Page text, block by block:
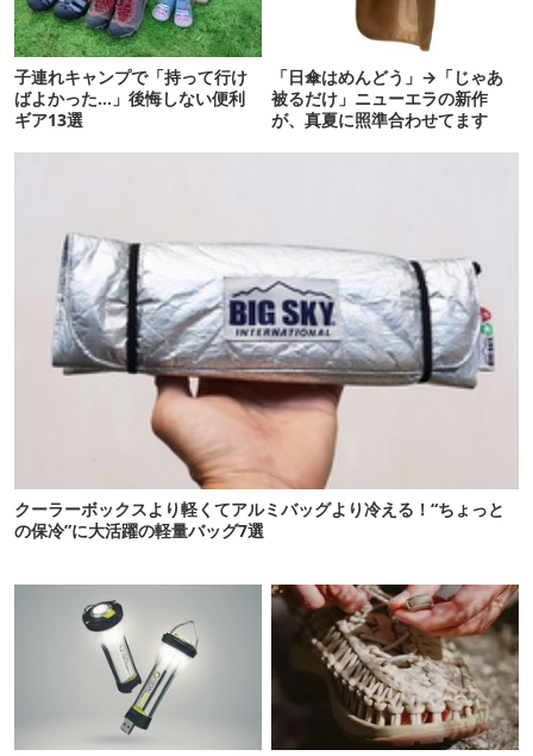
子連れキャンプで「持って行け
ばよかった…」後悔しない便利
ギア13選
「日傘はめんどう」→「じゃあ
被るだけ」ニューエラの新作
が、真夏に照準合わせてます
クーラーボックスより軽くてアルミバッグより冷える！“ちょっと
の保冷”に大活躍の軽量バッグ7選